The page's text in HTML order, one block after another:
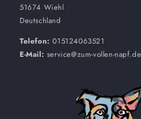
51674 Wiehl
Deutschland
Telefon:015124063521
E-Mail: service@zum-vollen-napf.de